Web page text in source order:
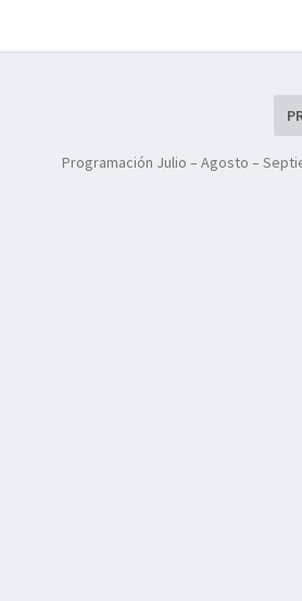
Programación Julio – Agosto –